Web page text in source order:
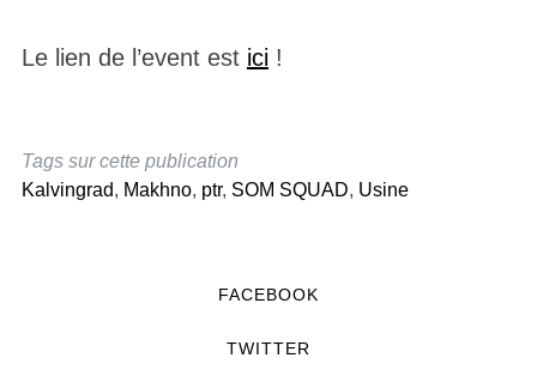
Le lien de l’event est ici!
Tags sur cette publication
Kalvingrad, Makhno, ptr, SOM SQUAD, Usine
FACEBOOK
TWITTER